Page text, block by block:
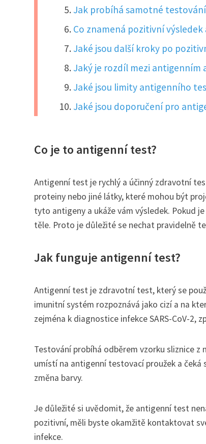
Jak probíhá samotné
Co znamená pozitivní
Jaké jsou další kroky po
Jaký je rozdíl mezi antigenním
Jaké jsou limity antigenního
Jaké jsou doporučení pro
Co je to antigenní test?
Antigenní test je rychlý a účinný zdravotní
proteiny nebo jiné látky, které mohou být
tyto antigeny a ukáže vám výsledek. Pokud
těle. Proto je důležité se nechat pravidelně
Jak funguje antigenní test?
Antigenní test je zdravotní test, který se
imunitní systém rozpoznává jako cizí a na
zejména k diagnostice infekce SARS-CoV-2,
Testování probíhá odběrem vzorku sliznice
umístí na antigenní testovací proužek a čeká
změna barvy.
Je důležité si uvědomit, že antigenní test
pozitivní, měli byste okamžitě kontaktovat
infekce.